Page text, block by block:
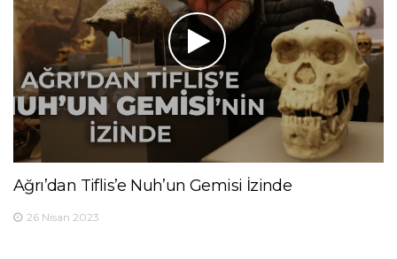
Ağrı’dan Tiflis’e Nuh’un Gemisi İzinde
26 Nisan 2023